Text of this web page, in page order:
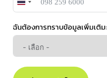
Thailand
+66
ฉันต้องการทราบข้อมูลเพิ่มเติม: